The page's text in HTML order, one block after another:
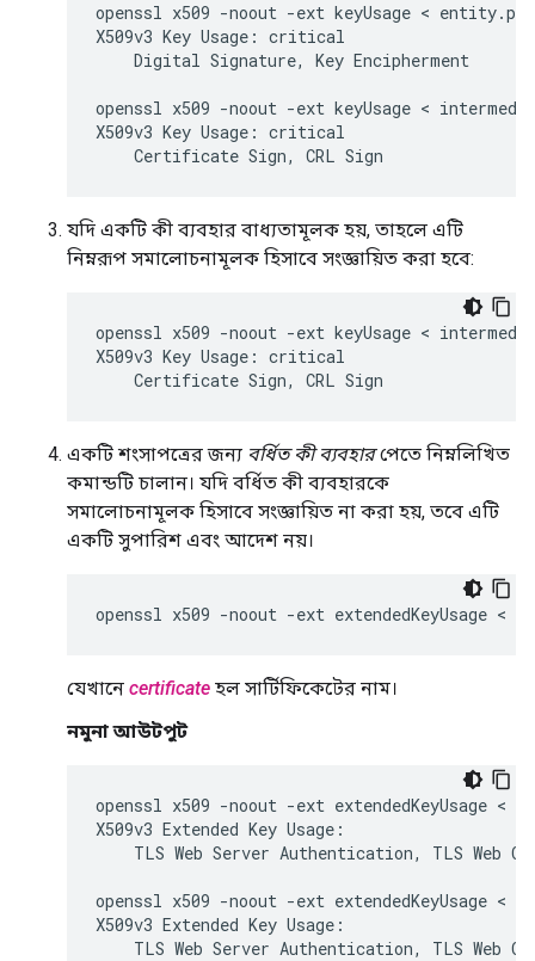
openssl x509 -noout -ext keyUsage < entity.pem
X509v3 Key Usage: critical
    Digital Signature, Key Encipherment
openssl x509 -noout -ext keyUsage <
X509v3 Key Usage: critical
    Certificate Sign, CRL Sign
যদি একটি কী ব্যবহার বাধ্যতামূলক হয়, তাহলে এটি
নিম্নরূপ সমালোচনামূলক হিসাবে সংজ্ঞায়িত করা হবে:
openssl x509 -noout -ext keyUsage <
X509v3 Key Usage: critical
    Certificate Sign, CRL Sign
একটি শংসাপত্রের জন্য বর্ধিত কী ব্যবহারপেতে নিম্নলিখিত
কমান্ডটি চালান। যদি বর্ধিত কী ব্যবহারকে
সমালোচনামূলক হিসাবে সংজ্ঞায়িত না করা হয়, তবে এটি
একটি সুপারিশ এবং আদেশ নয়।
openssl x509 -noout -ext extendedKeyUsage <
যেখানে certificate হল সার্টিফিকেটের নাম।
নমুনা আউটপুট
openssl x509 -noout -ext extendedKeyUsage <
X509v3 Extended Key Usage:
TLS Web Server Authentication, TLS Web
openssl x509 -noout -ext extendedKeyUsage <
X509v3 Extended Key Usage:
TLS Web Server Authentication, TLS Web